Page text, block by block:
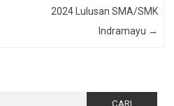
2024 Lulusan SMA/SMK
Indramayu →